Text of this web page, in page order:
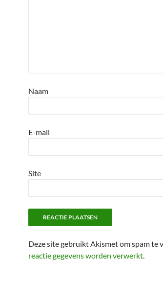
Naam
E-mail
Site
Deze site gebruikt Akismet om spam te
reactie gegevens worden verwerkt.